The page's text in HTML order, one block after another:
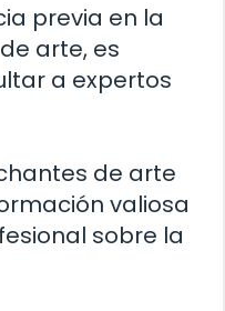
previa en la
arte, es
a expertos
de arte
valiosa
sobre la